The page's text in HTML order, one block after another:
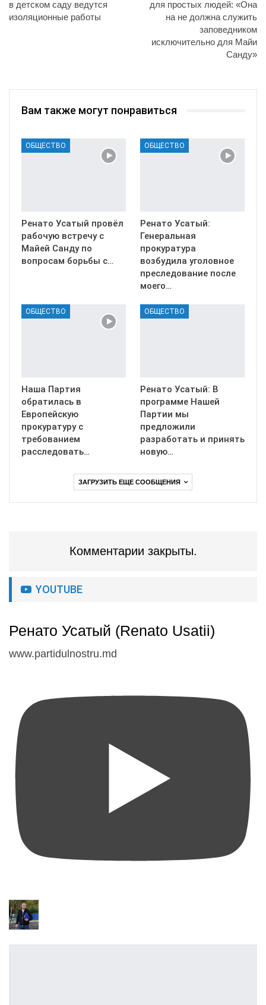
в детском саду ведутся
изоляционные работы
для простых людей: «Она
на не должна служить
заповедником
исключительно для Майи
Санду»
Вам также могут понравиться
ОБЩЕСТВО
Ренато Усатый провёл
рабочую встречу с
Майей Санду по
вопросам борьбы с…
ОБЩЕСТВО
Ренато Усатый:
Генеральная
прокуратура
возбудила уголовное
преследование после
моего…
ОБЩЕСТВО
Наша Партия
обратилась в
Европейскую
прокуратуру с
требованием
расследовать…
ОБЩЕСТВО
Ренато Усатый: В
программе Нашей
Партии мы
предложили
разработать и принять
новую…
ЗАГРУЗИТЬ ЕЩЕ СООБЩЕНИЯ
Комментарии закрыты.
YOUTUBE
Ренато Усатый (Renato Usatii)
www.partidulnostru.md